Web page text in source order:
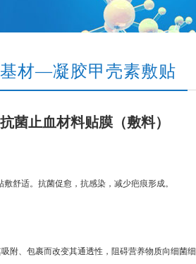
材—凝胶甲壳素敷贴
菌止血材料贴膜（敷料）
舒适。抗菌促愈，抗感染，减少疤痕形成。
附、包裹而改变其通透性，阻碍营养物质向细